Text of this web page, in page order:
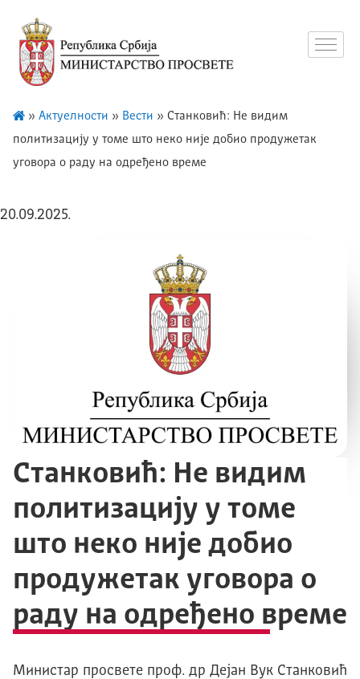
» Актуелности » Вести » Станковић: Не видим
политизацију у томе што неко није добио продужетак
уговора о раду на одређено време
20.09.2025.
Станковић: Не видим
политизацију у томе
што неко није добио
продужетак уговора о
раду на одређено време
Министар просвете проф. др Дејан Вук Станковић